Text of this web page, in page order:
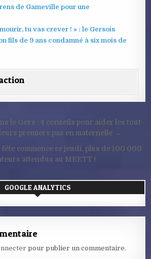
de Gameville pour une
tu vas crever ! » : le Gersois
fils de 9 ans condamné à six mois de
le Gers : 4 conseils pour aider les tout-
premiers pas en maternelle →
commence ce jeudi, plus de 100 000
attendus au MEETT !
GOOGLE ANALYTICS
pour publier un commentaire.